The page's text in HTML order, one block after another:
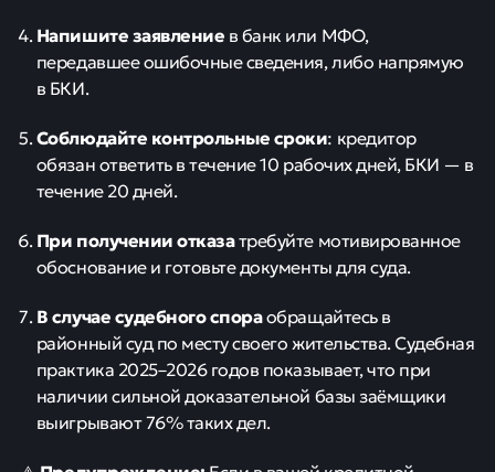
Напишите заявление в банк или МФО,
передавшее ошибочные сведения, либо напрямую
в БКИ.
Соблюдайте контрольные сроки: кредитор
обязан ответить в течение 10 рабочих дней, БКИ — в
течение 20 дней.
При получении отказатребуйте мотивированное
обоснование и готовьте документы для суда.
В случае судебного спораобращайтесь в
районный суд по месту своего жительства. Судебная
практика 2025–2026 годов показывает, что при
наличии сильной доказательной базы заёмщики
выигрывают 76% таких дел.